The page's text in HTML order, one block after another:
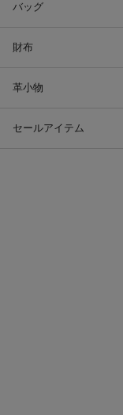
バッグ
財布
革小物
セールアイテム